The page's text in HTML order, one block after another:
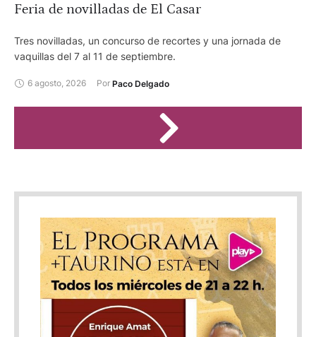
Feria de novilladas de El Casar
Tres novilladas, un concurso de recortes y una jornada de
vaquillas del 7 al 11 de septiembre.
6 agosto, 2026 Por Paco Delgado